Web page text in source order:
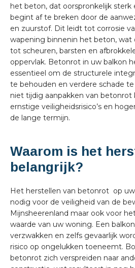
het beton, dat oorspronkelijk sterk
begint af te breken door de
en zuurstof. Dit leidt tot corrosie
wapening binnenin het beton, wat
tot scheuren, barsten en
oppervlak. Betonrot in uw balkon
essentieel om de structurele
te behouden en verdere schade
niet tijdig aanpakken van betonrot
ernstige veiligheidsrisico’s en
de lange termijn.
Waarom is het
belangrijk?
Het herstellen van betonrot op
nodig voor de veiligheid van de
Mijnsheerenland maar ook voor
waarde van uw woning. Een
verzwakken en zelfs gevaarlijk
risico op ongelukken toeneemt.
betonrot zich verspreiden naar